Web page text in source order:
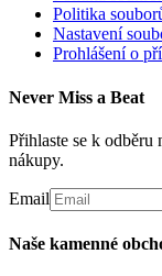
Politika
Nastavení
Prohlášení o
Never Miss a Beat
Přihlaste se k odběru
nákupy.
Email
Naše kamenné